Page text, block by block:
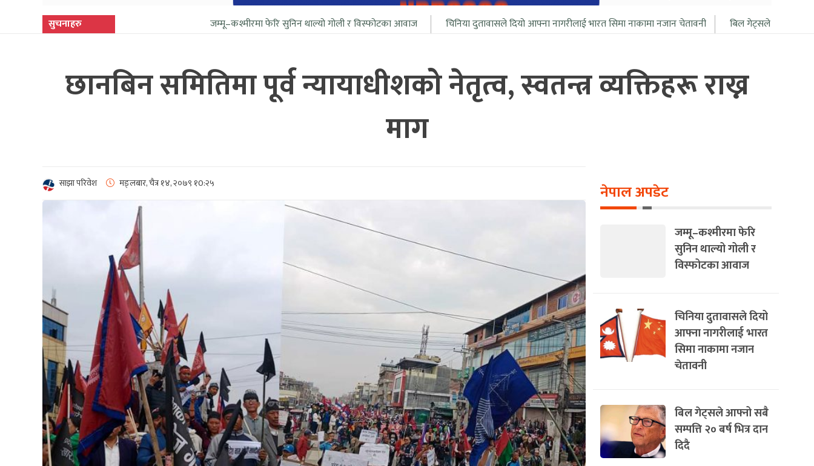
सुचनाहरु जम्मू–कश्मीरमा फेरि सुनिन थाल्यो गोली र विस्फोटका आवाज चिनिया दुतावासले दियो आफ्ना नागरीलाई भारत सिमा नाकामा नजान चेतावनी बिल गेट्सले आफ्नो सबै सम्पत्ति २० बर्ष भित्र
छानबिन समितिमा पूर्व न्यायाधीशको नेतृत्व, स्वतन्त्र व्यक्तिहरू राख्न
माग
साझा परिवेश मङ्लबार, चैत्र १४, २०७९ १0:२५ नेपाल अपडेट
जम्मू–कश्मीरमा फेरि
सुनिन थाल्यो गोली र
विस्फोटका आवाज
चिनिया दुतावासले दियो
आफ्ना नागरीलाई भारत
सिमा नाकामा नजान
चेतावनी
बिल गेट्सले आफ्नो सबै
सम्पत्ति २० बर्ष भित्र दान
दिदै